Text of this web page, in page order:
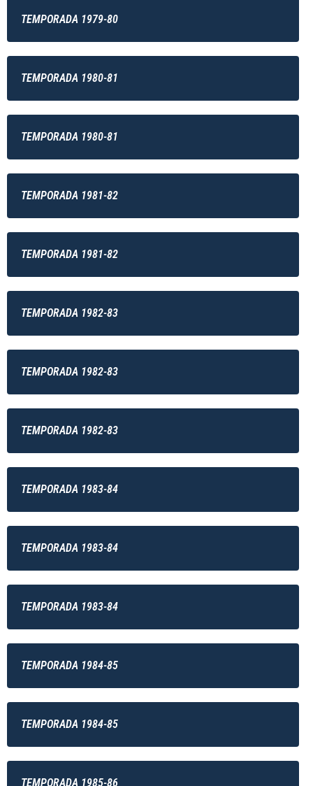
TEMPORADA 1979-80
TEMPORADA 1980-81
TEMPORADA 1980-81
TEMPORADA 1981-82
TEMPORADA 1981-82
TEMPORADA 1982-83
TEMPORADA 1982-83
TEMPORADA 1982-83
TEMPORADA 1983-84
TEMPORADA 1983-84
TEMPORADA 1983-84
TEMPORADA 1984-85
TEMPORADA 1984-85
TEMPORADA 1985-86